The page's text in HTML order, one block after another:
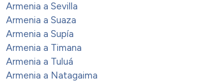
Armenia a Sevilla
Armenia a Suaza
Armenia a Supía
Armenia a Timana
Armenia a Tuluá
Armenia a Natagaima